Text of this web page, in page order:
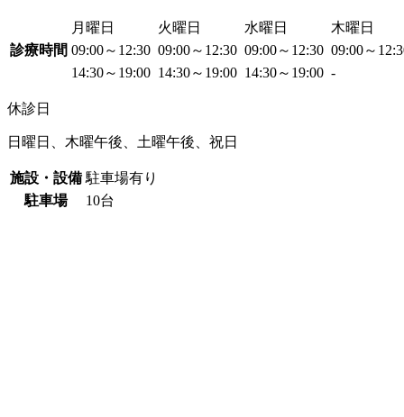
月曜日 火曜日 水曜日 木曜日
診療時間 09:00～12:30 09:00～12:30 09:00～12:30 09:00～
14:30～19:00 14:30～19:00 14:30～19:00 -
休診日
日曜日、木曜午後、土曜午後、祝日
施設・設備 駐車場有り
駐車場
10台